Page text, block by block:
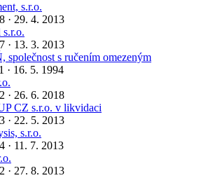
s.r.o.
· 29. 4. 2013
· 13. 3. 2013
s ručením omezeným
· 16. 5. 1994
· 26. 6. 2018
CZ s.r.o. v likvidaci
· 22. 5. 2013
s.r.o.
· 11. 7. 2013
· 27. 8. 2013